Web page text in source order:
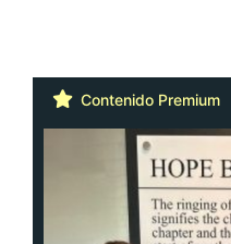
Contenido Premium